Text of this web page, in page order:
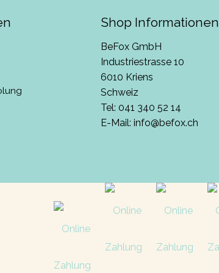
Shop Informationen
BeFox GmbH
Industriestrasse 10
6010 Kriens
Schweiz
Tel: 041 340 52 14
E-Mail: info@befox.ch